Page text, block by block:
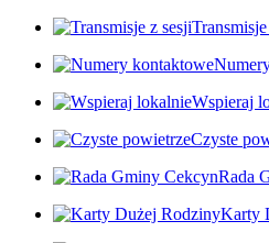
Wspieraj
Czyste
Rada
Karty